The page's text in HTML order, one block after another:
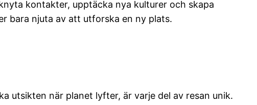
kontakter, upptäcka nya kulturer och skapa
bara njuta av att utforska en ny plats.
utsikten när planet lyfter, är varje del av resan unik.